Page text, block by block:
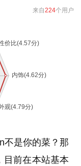
来自224个用户
不是你的菜？那
目前在本站基本